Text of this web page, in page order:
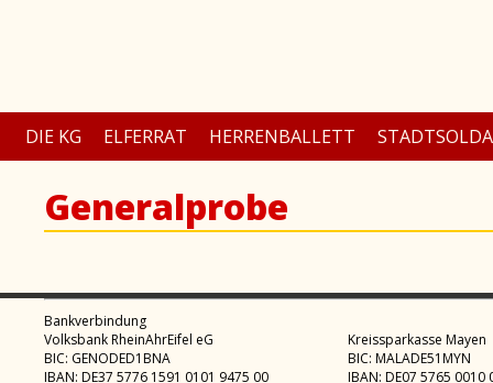
DIE KG ELFERRAT HERRENBALLETT
Generalprobe
Bankverbindung
Volksbank RheinAhrEifel eG
BIC: GENODED1BNA
IBAN: DE37 5776 1591 0101 9475 00
Kreissparkasse Mayen
BIC: MALADE51MYN
IBAN: DE07 5765 0010